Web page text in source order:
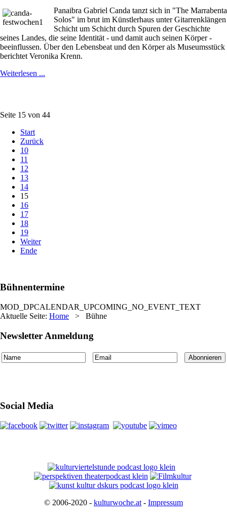
Panaibra Gabriel Canda tanzt sich in "The Marrabenta
Solos" im brut im Künstlerhaus unter Gitarrenklängen
Schicht um Schicht durch Spuren der Geschichte
seines Landes, die seine Identität - und damit auch seinen Körper -
beeinflussen. Über den Lebensbeat und den Körper als Museumsstück
berichtet Veronika Krenn.
Weiterlesen ...
Seite 15 von 44
Start
Zurück
10
11
12
13
14
15
16
17
18
19
Weiter
Ende
Bühnentermine
MOD_DPCALENDAR_UPCOMING_NO_EVENT_TEXT
Aktuelle Seite: Home > Bühne
Newsletter Anmeldung
Social Media
© 2006-2020 - kulturwoche.at - Impressum